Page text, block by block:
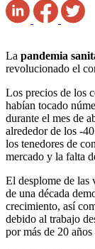
La pandemia
revolucionado el
Los precios de los
habían tocado
durante el mes de
alrededor de los -
los tenedores de
mercado y la falta
El desplome de las
de una década
crecimiento, así
debido al trabajo
por más de 20